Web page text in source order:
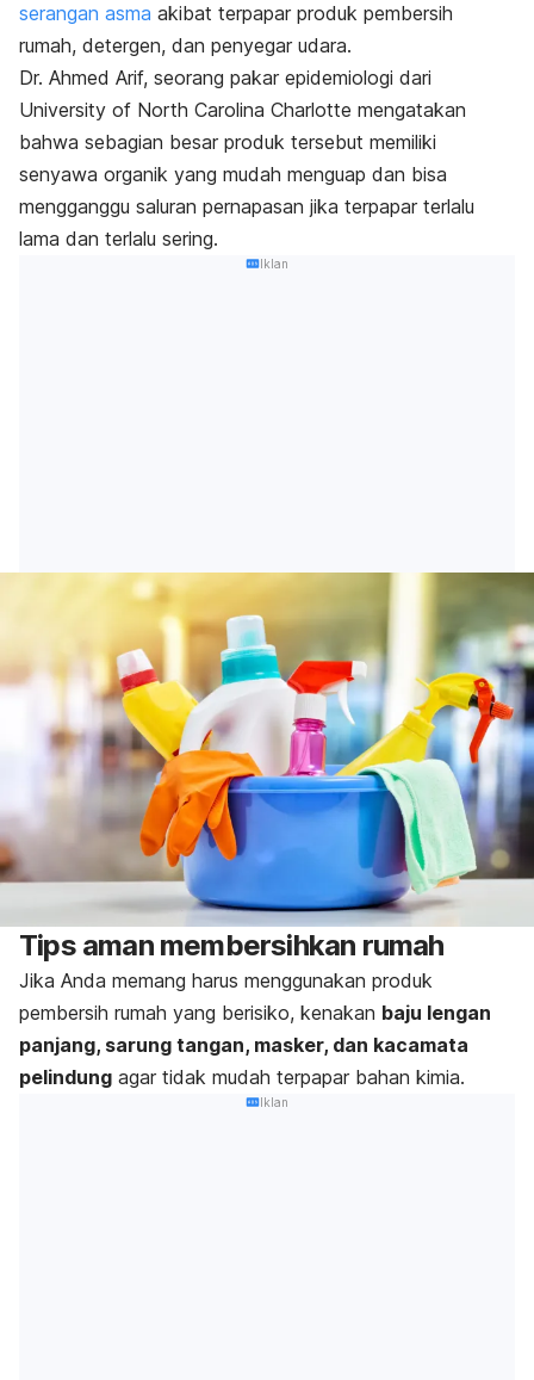
serangan asma akibat terpapar produk pembersih
rumah, detergen, dan penyegar udara.
Dr. Ahmed Arif, seorang pakar epidemiologi dari
University of North Carolina Charlotte mengatakan
bahwa sebagian besar produk tersebut memiliki
senyawa organik yang mudah menguap dan bisa
mengganggu saluran pernapasan jika terpapar terlalu
lama dan terlalu sering.
Iklan
Tips aman membersihkan rumah
Jika Anda memang harus menggunakan produk
pembersih rumah yang berisiko, kenakan baju lengan
panjang, sarung tangan, masker, dan kacamata
pelindung agar tidak mudah terpapar bahan kimia.
Iklan